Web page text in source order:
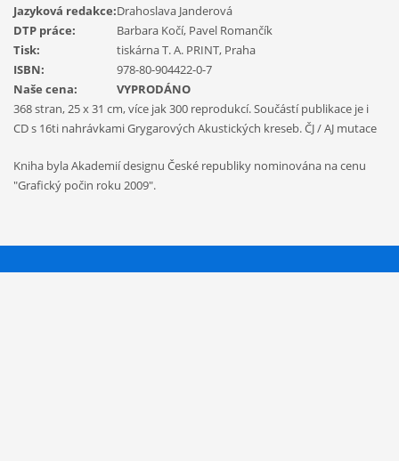
Jazyková redakce:Drahoslava Janderová
DTP práce:
Barbara Kočí, Pavel Romančík
Tisk:
tiskárna T. A. PRINT, Praha
ISBN:
978-80-904422-0-7
Naše cena:
VYPRODÁNO
368 stran, 25 x 31 cm, více jak 300 reprodukcí. Součástí publikace je i
CD s 16ti nahrávkami Grygarových Akustických kreseb. ČJ / AJ mutace
Kniha byla Akademií designu České republiky nominována na cenu
"Grafický počin roku 2009".